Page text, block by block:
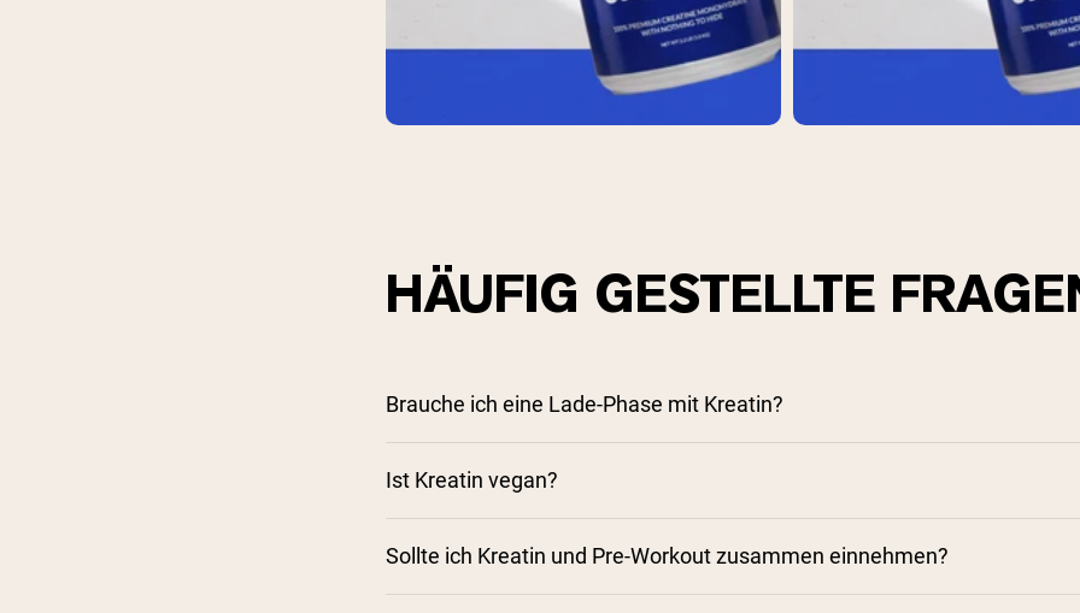
HÄUFIG GESTELLTE
Brauche ich eine Lade-Phase mit Kreatin?
Ist Kreatin vegan?
Sollte ich Kreatin und Pre-Workout zusammen einnehmen?